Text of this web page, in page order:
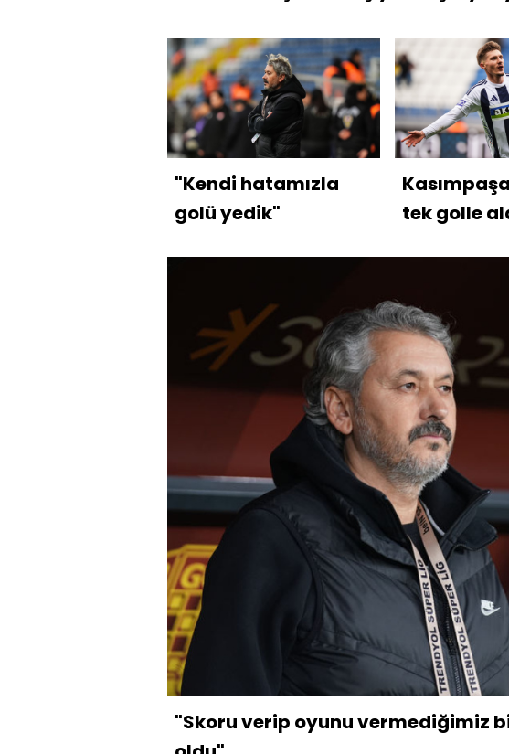
"Kendi hatamızla
golü yedik"
tek golle
"Skoru verip oyunu vermediğimiz